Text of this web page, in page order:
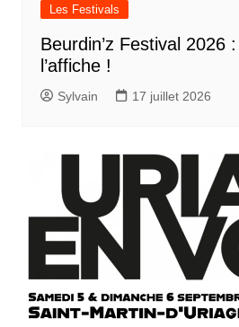
Les Festivals
Beurdin’z Festival 2026
l’affiche !
Sylvain 17 juillet 2026